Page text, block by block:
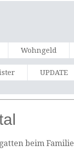
Wohngeld
UPDATE
beim